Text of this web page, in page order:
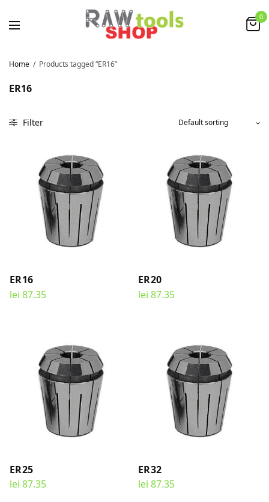
0
Home / Products tagged “ER16”
ER16
Filter
ER16
lei 87.35
ER20
lei 87.35
ER25
lei 87.35
ER32
lei 87.35